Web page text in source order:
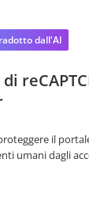
dall'AI
il
umani dagli